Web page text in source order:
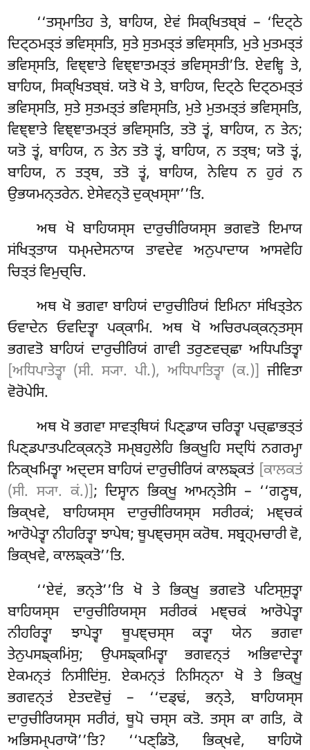
‘‘ਤਸ੍ਮਾਤਿਹ ਤੇ, ਬਾਹਿਯ, ਏਵਂ ਸਿਕ੍ਖਿਤਬ੍ਬਂ – ‘ਦਿਟ੍ਠੇ
ਦਿਟ੍ਠਮਤ੍ਤਂ ਭਵਿਸ੍ਸਤਿ, ਸੁਤੇ ਸੁਤਮਤ੍ਤਂ ਭਵਿਸ੍ਸਤਿ, ਮੁਤੇ ਮੁਤਮਤ੍ਤਂ
ਭਵਿਸ੍ਸਤਿ, ਵਿਞ੍ਞਾਤੇ ਵਿਞ੍ਞਾਤਮਤ੍ਤਂ ਭਵਿਸ੍ਸਤੀ’ਤਿ. ਏਵਞ੍ਹਿ ਤੇ,
ਬਾਹਿਯ, ਸਿਕ੍ਖਿਤਬ੍ਬਂ. ਯਤੋ ਖੋ ਤੇ, ਬਾਹਿਯ, ਦਿਟ੍ਠੇ ਦਿਟ੍ਠਮਤ੍ਤਂ
ਭਵਿਸ੍ਸਤਿ, ਸੁਤੇ ਸੁਤਮਤ੍ਤਂ ਭਵਿਸ੍ਸਤਿ, ਮੁਤੇਮੁਤਮਤ੍ਤਂ ਭਵਿਸ੍ਸਤਿ,
ਵਿਞ੍ਞਾਤੇ ਵਿਞ੍ਞਾਤਮਤ੍ਤਂ ਭਵਿਸ੍ਸਤਿ, ਤਤੋ ਤ੍ਵਂ, ਬਾਹਿਯ, ਨ ਤੇਨ;
ਯਤੋ ਤ੍ਵਂ, ਬਾਹਿਯ, ਨ ਤੇਨ ਤਤੋ ਤ੍ਵਂ, ਬਾਹਿਯ, ਨ ਤਤ੍ਥ; ਯਤੋ ਤ੍ਵਂ,
ਬਾਹਿਯ, ਨ ਤਤ੍ਥ, ਤਤੋ ਤ੍ਵਂ, ਬਾਹਿਯ, ਨੇਵਿਧ ਨ ਹੁਰਂ ਨ
ਉਭਯਮਨ੍ਤਰੇਨ. ਏਸੇਵਨ੍ਤੋ ਦੁਕ੍ਖਸ੍ਸਾ’’ਤਿ.
ਅਥ ਖੋ ਬਾਹਿਯਸ੍ਸ ਦਾਰੁਚੀਰਿਯਸ੍ਸ ਭਗਵਤੋ ਇਮਾਯ
ਸਂਖਿਤ੍ਤਾਯ ਧਮ੍ਮਦੇਸਨਾਯ ਤਾਵਦੇਵ ਅਨੁਪਾਦਾਯ ਆਸਵੇਹਿ
ਚਿਤ੍ਤਂ ਵਿਮੁਚ੍ਚਿ.
ਅਥਖੋ ਭਗਵਾ ਬਾਹਿਯਂ ਦਾਰੁਚੀਰਿਯਂ ਇਮਿਨਾ ਸਂਖਿਤ੍ਤੇਨ
ਓਵਾਦੇਨ ਓਵਦਿਤ੍ਵਾ ਪਕ੍ਕਾਮਿ. ਅਥ ਖੋ ਅਚਿਰਪਕ੍ਕਨ੍ਤਸ੍ਸ
ਭਗਵਤੋ ਬਾਹਿਯਂ ਦਾਰੁਚੀਰਿਯਂ ਗਾਵੀ ਤਰੁਣਵਚ੍ਛਾ ਅਧਿਪਤਿਤ੍ਵਾ
[ਅਧਿਪਾਤੇਤ੍ਵਾ (ਸੀ. ਸ੍ਯਾ. ਪੀ.), ਅਧਿਪਾਤਿਤ੍ਵਾ (ਕ.)] ਜੀਵਿਤਾ
ਵੋਰੋਪੇਸਿ.
ਅਥ ਖੋ ਭਗਵਾ ਸਾਵਤ੍ਥਿਯਂ ਪਿਣ੍ਡਾਯ ਚਰਿਤ੍ਵਾ ਪਚ੍ਛਾਭਤ੍ਤਂ
ਪਿਣ੍ਡਪਾਤਪਟਿਕ੍ਕਨ੍ਤੋ ਸਮ੍ਬਹੁਲੇਹਿ ਭਿਕ੍ਖੂਹਿ ਸਦ੍ਧਿਂ ਨਗਰਮ੍ਹਾ
ਨਿਕ੍ਖਮਿਤ੍ਵਾ ਅਦ੍ਦਸ ਬਾਹਿਯਂ ਦਾਰੁਚੀਰਿਯਂ ਕਾਲਙ੍ਕਤਂ [ਕਾਲਕਤਂ
(ਸੀ. ਸ੍ਯਾ. ਕਂ.)]; ਦਿਸ੍ਵਾਨ ਭਿਕ੍ਖੂ ਆਮਨ੍ਤੇਸਿ – ‘‘ਗਣ੍ਹਥ,
ਭਿਕ੍ਖਵੇ, ਬਾਹਿਯਸ੍ਸ ਦਾਰੁਚੀਰਿਯਸ੍ਸ ਸਰੀਰਕਂ; ਮਞ੍ਚਕਂ
ਆਰੋਪੇਤ੍ਵਾ ਨੀਹਰਿਤ੍ਵਾ ਝਾਪੇਥ; ਥੂਪਞ੍ਚਸ੍ਸ ਕਰੋਥ. ਸਬ੍ਰਹ੍ਮਚਾਰੀ ਵੋ,
ਭਿਕ੍ਖਵੇ, ਕਾਲਙ੍ਕਤੋ’’ਤਿ.
‘‘ਏਵਂ, ਭਨ੍ਤੇ’’ਤਿ ਖੋ ਤੇ ਭਿਕ੍ਖੂ ਭਗਵਤੋ ਪਟਿਸ੍ਸੁਤ੍ਵਾ
ਬਾਹਿਯਸ੍ਸ ਦਾਰੁਚੀਰਿਯਸ੍ਸ ਸਰੀਰਕਂ ਮਞ੍ਚਕਂ ਆਰੋਪੇਤ੍ਵਾ
ਨੀਹਰਿਤ੍ਵਾ ਝਾਪੇਤ੍ਵਾ ਥੂਪਞ੍ਚਸ੍ਸ ਕਤ੍ਵਾ ਯੇਨ ਭਗਵਾ
ਤੇਨੁਪਸਙ੍ਕਮਿਂਸੁ; ਉਪਸਙ੍ਕਮਿਤ੍ਵਾ ਭਗਵਨ੍ਤਂ ਅਭਿਵਾਦੇਤ੍ਵਾ
ਏਕਮਨ੍ਤਂ ਨਿਸੀਦਿਂਸੁ. ਏਕਮਨ੍ਤਂ ਨਿਸਿਨ੍ਨਾ ਖੋ ਤੇ ਭਿਕ੍ਖੂ
ਭਗਵਨ੍ਤਂ ਏਤਦਵੋਚੁਂ – ‘‘ਦਡ੍ਢਂ, ਭਨ੍ਤੇ, ਬਾਹਿਯਸ੍ਸ
ਦਾਰੁਚੀਰਿਯਸ੍ਸ ਸਰੀਰਂ, ਥੂਪੋ ਚਸ੍ਸਕਤੋ. ਤਸ੍ਸ ਕਾ ਗਤਿ, ਕੋ
ਅਭਿਸਮ੍ਪਰਾਯੋ’’ਤਿ? ‘‘ਪਣ੍ਡਿਤੋ, ਭਿਕ੍ਖਵੇ, ਬਾਹਿਯੋ